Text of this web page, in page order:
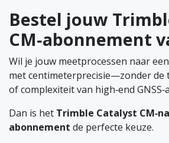
Bestel jouw
CM‑abonnement
Wil je jouw meetprocessen naar
met centimeterprecisie—zonder de
of complexiteit van high‑end
Dan is het Trimble Catalyst
abonnement de perfecte keuze.